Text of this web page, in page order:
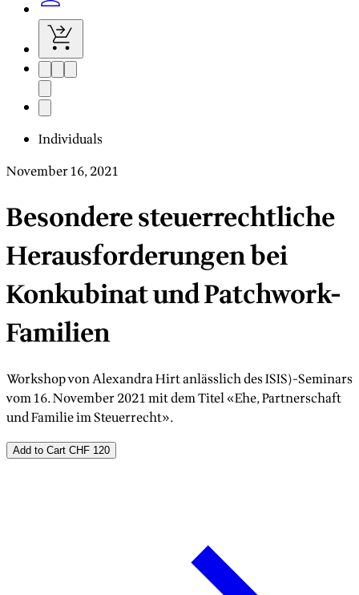
Individuals
November 16, 2021
Besondere steuerrechtliche
Herausforderungen bei
Konkubinat und Patchwork-
Familien
Workshop von Alexandra Hirt anlässlich des ISIS)-Seminars
vom 16. November 2021 mit dem Titel «Ehe, Partnerschaft
und Familie im Steuerrecht».
Add to Cart CHF 120